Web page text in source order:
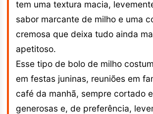
tem uma textura macia,
sabor marcante de milho e uma
cremosa que deixa tudo ainda
apetitoso.
Esse tipo de bolo de milho
em festas juninas, reuniões em
café da manhã, sempre cortado
generosas e, de preferência,